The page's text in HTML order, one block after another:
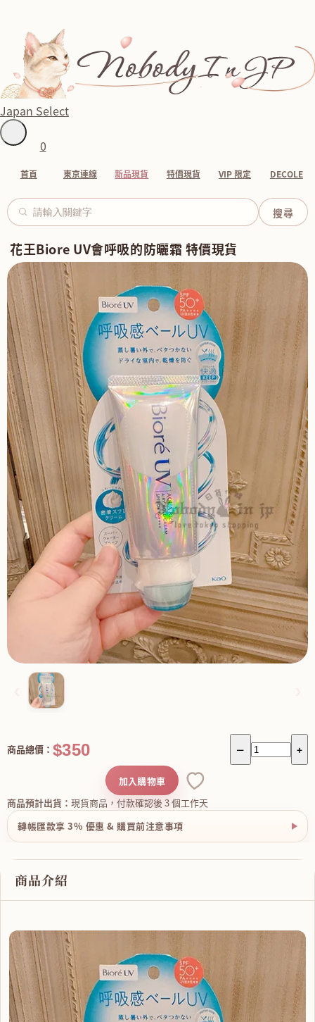
Japan Select
0
首頁 東京連線 新品現貨 特價現貨 VIP 限定 DECOLE
花王Biore UV會呼吸的防曬霜 特價現貨
－ +
商品總價： $350
商品預計出貨： 現貨商品，付款確認後 3 個工作天
加入購物車
轉帳匯款享 3% 優惠 & 購買前注意事項
商品介紹